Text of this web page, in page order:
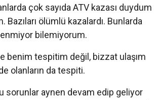
çok sayıda ATV kazası duydum
Bazıları ölümlü kazalardı. Bunlarda
bilemiyorum.
benim tespitim değil, bizzat ulaşım
olanların da tespiti.
sorunlar aynen devam edip geliyor